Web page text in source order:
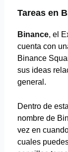
Tareas en
Binance, el
cuenta con
Binance
sus ideas
general.
Dentro de
nombre de
vez en
cuales